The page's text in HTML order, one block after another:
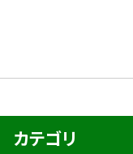
カテゴリ